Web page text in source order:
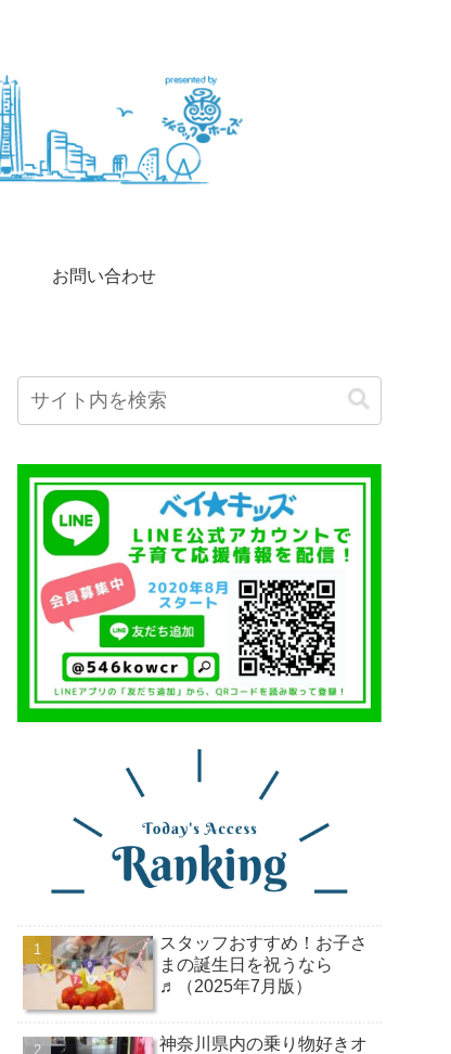
お問い合わせ
スタッフおすすめ！お子さ
まの誕生日を祝うなら
♬（2025年7月版）
神奈川県内の乗り物好きオ